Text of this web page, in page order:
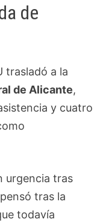
de
trasladó a la
de Alicante,
y cuatro
urgencia tras
tras la
todavía